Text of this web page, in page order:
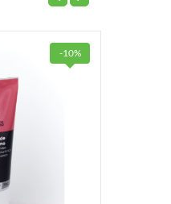
-10%